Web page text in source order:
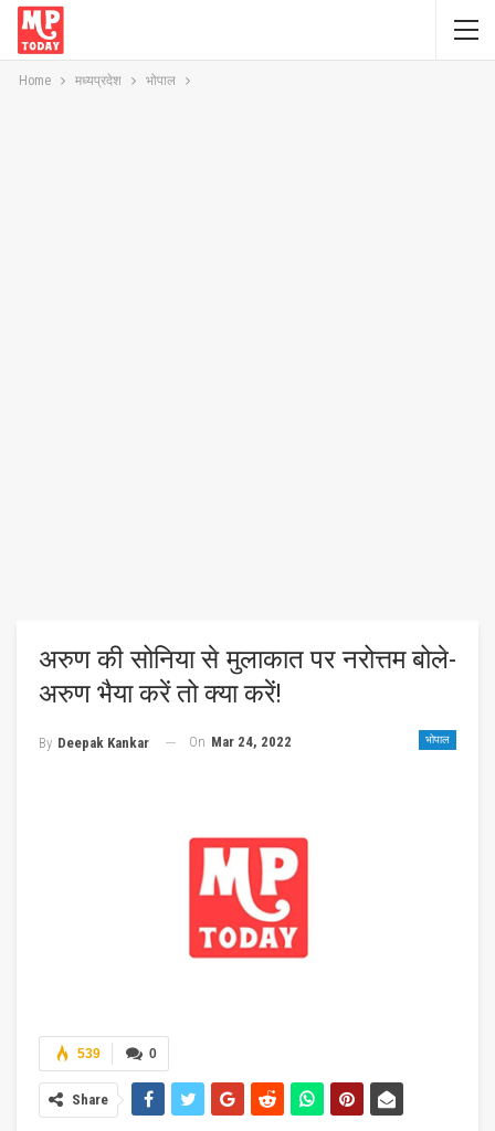
Home मध्यप्रदेश भोपाल
अरुण की सोनिया से मुलाकात पर नरोत्तम बोले-
अरुण भैया करें तो क्या करें!
भोपाल
By Deepak Kankar On Mar 24, 2022
0
539
Share